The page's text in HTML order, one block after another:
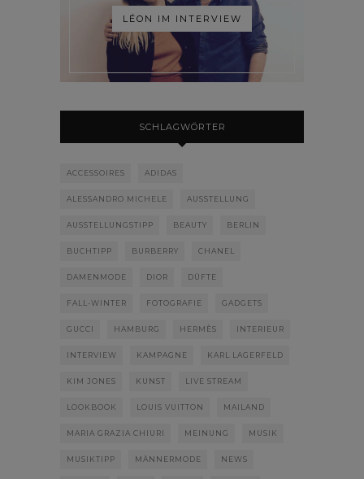
LÉON IM INTERVIEW
SCHLAGWÖRTER
ACCESSOIRES ADIDAS
ALESSANDRO MICHELE AUSSTELLUNG
AUSSTELLUNGSTIPP BEAUTY BERLIN
BUCHTIPP BURBERRY CHANEL
DAMENMODE DIOR DÜFTE
FALL-WINTER FOTOGRAFIE GADGETS
GUCCI HAMBURG HERMÈS INTERIEUR
INTERVIEW KAMPAGNE KARL LAGERFELD
KIM JONES KUNST LIVE STREAM
LOOKBOOK LOUIS VUITTON MAILAND
MARIA GRAZIA CHIURI MEINUNG MUSIK
MUSIKTIPP MÄNNERMODE NEWS